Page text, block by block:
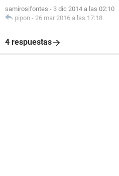
samirosifontes - 3 dic 2014 a las 02:10
pipon - 26 mar 2016 a las 17:18
4 respuestas